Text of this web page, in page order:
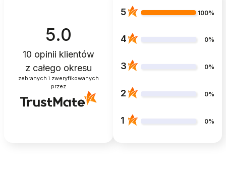
5.0
10 opinii klientów
z całego okresu
zebranych i zweryfikowanych
przez
5 100%
4 0%
3 0%
2 0%
1 0%